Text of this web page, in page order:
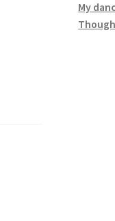
My